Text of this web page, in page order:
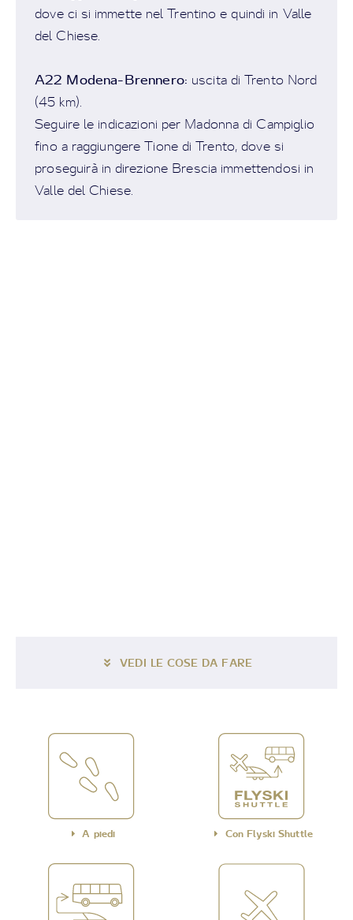
dove ci si immette nel Trentino e quindi in Valle
del Chiese.
A22 Modena-Brennero: uscita di Trento Nord
(45 km).
Seguire le indicazioni per Madonna di Campiglio
fino a raggiungere Tione di Trento, dove si
proseguirà in direzione Brescia immettendosi in
Valle del Chiese.
VEDI LE COSE DA FARE
A piedi Con Flyski Shuttle